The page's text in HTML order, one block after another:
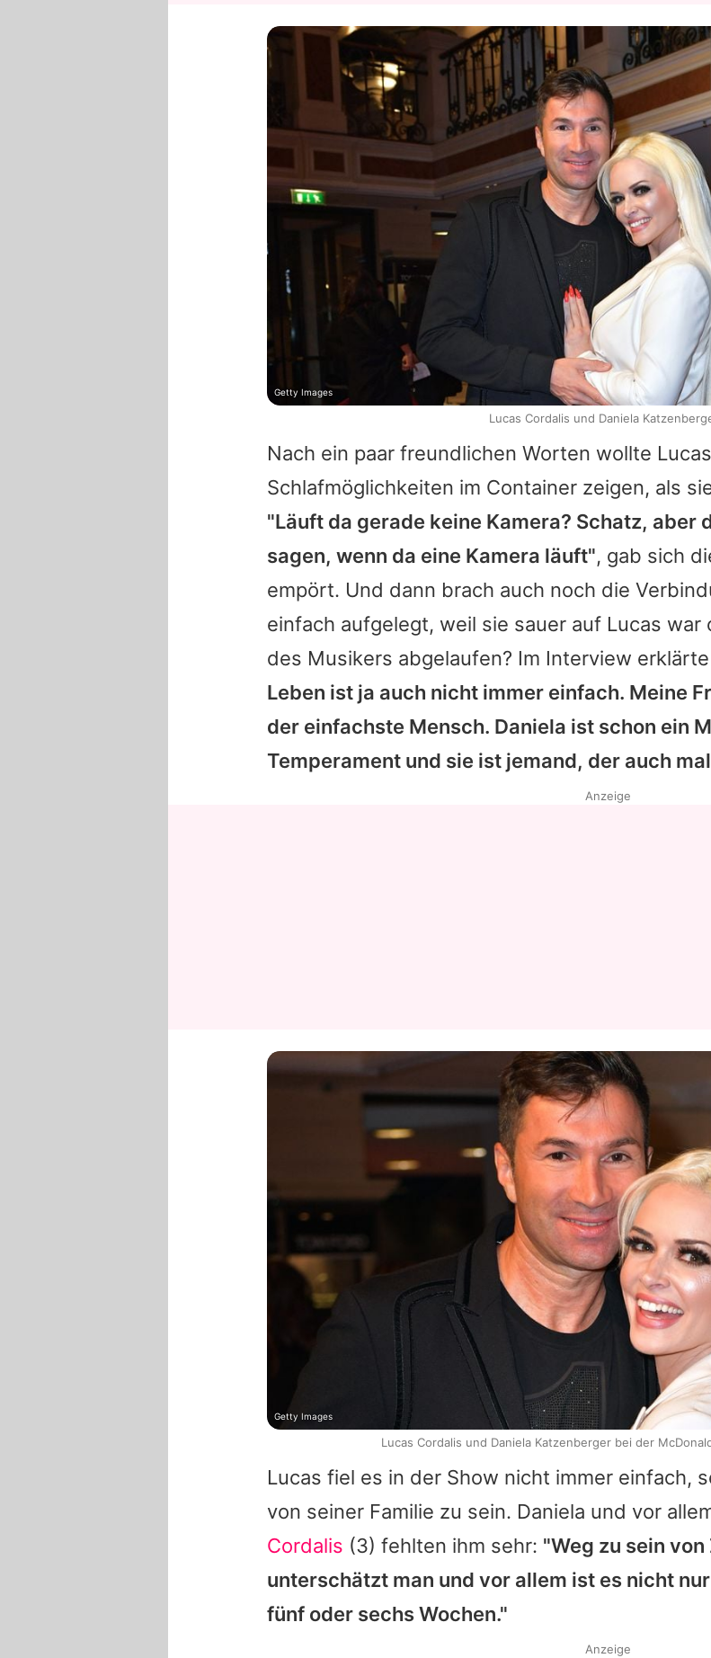
Nach ein paar freundlichen Worten wollte
Schlafmöglichkeiten im Container zeigen, als
"Läuft da gerade keine Kamera? Schatz, aber
sagen, wenn da eine Kamera läuft", gab sich
empört. Und dann brach auch noch die
einfach aufgelegt, weil sie sauer auf Lucas
des Musikers abgelaufen? Im Interview
Leben ist ja auch nicht immer einfach. Meine
der einfachste Mensch. Daniela ist schon ein
Temperament und sie ist jemand, der auch
Lucas fiel es in der Show nicht immer einfach,
von seiner Familie zu sein. Daniela und vor
Cordalis (3) fehlten ihm sehr: "Weg zu sein
unterschätzt man und vor allem ist es nicht
fünf oder sechs Wochen."
Getty Images
Lucas Cordalis und Daniela
Anzeige
Getty Images
Lucas Cordalis und Daniela Katzenberger bei der
Anzeige